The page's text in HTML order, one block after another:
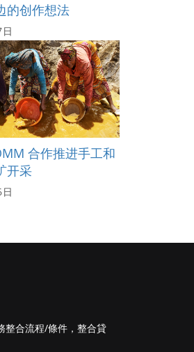
的创作想法
合作推进手工和
开采
整合流程/條件，整合貸